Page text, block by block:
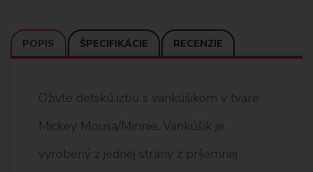
POPIS ŠPECIFIKÁCIE RECENZIE
Oživte detskú izbu s vankúšikom v tvare
Mickey Mousa/Minnie. Vankúšik je
vyrobený z jednej strany z príjemnej